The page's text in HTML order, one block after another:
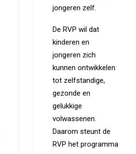
jongeren zelf.
De RVP wil dat
kinderen en
jongeren zich
kunnen ontwikkelen
tot zelfstandige,
gezonde en
gelukkige
volwassenen.
Daarom steunt de
RVP het programma